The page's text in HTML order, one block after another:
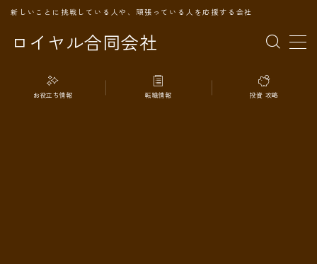
ロイヤル合同会社
新しいことに挑戦している人や、頑張っている人を応援する会社
MENU
TOPページ
お役立ち情報 転職情報 投資 攻略